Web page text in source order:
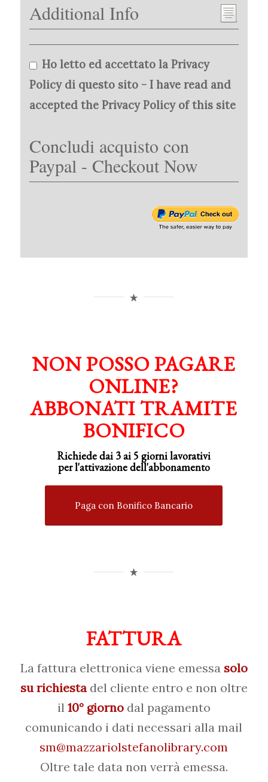
Additional Info
Ho letto ed accettato la Privacy
Policy di questo sito - I have read and
accepted the Privacy Policy of this site
Concludi acquisto con
Paypal - Checkout Now
NON POSSO PAGARE
ONLINE?
ABBONATI TRAMITE
BONIFICO
Richiede dai 3 ai 5 giorni lavorativi
perl'attivazionedell'abbonamento
Paga con Bonifico Bancario
FATTURA
La fattura elettronica viene emessasolo
su richiestadel cliente entro e non oltre
il 10° giornodal pagamento
comunicando i dati necessari alla mail
sm@mazzariolstefanolibrary.com
Oltre tale data non verrà emessa.